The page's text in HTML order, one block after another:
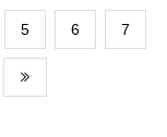
​5 ​6 ​7